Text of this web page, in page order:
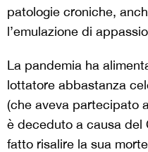
patologie croniche,
l’emulazione di
La pandemia ha
lottatore abbastanza
(che aveva partecipato
è deceduto a causa del
fatto risalire la sua